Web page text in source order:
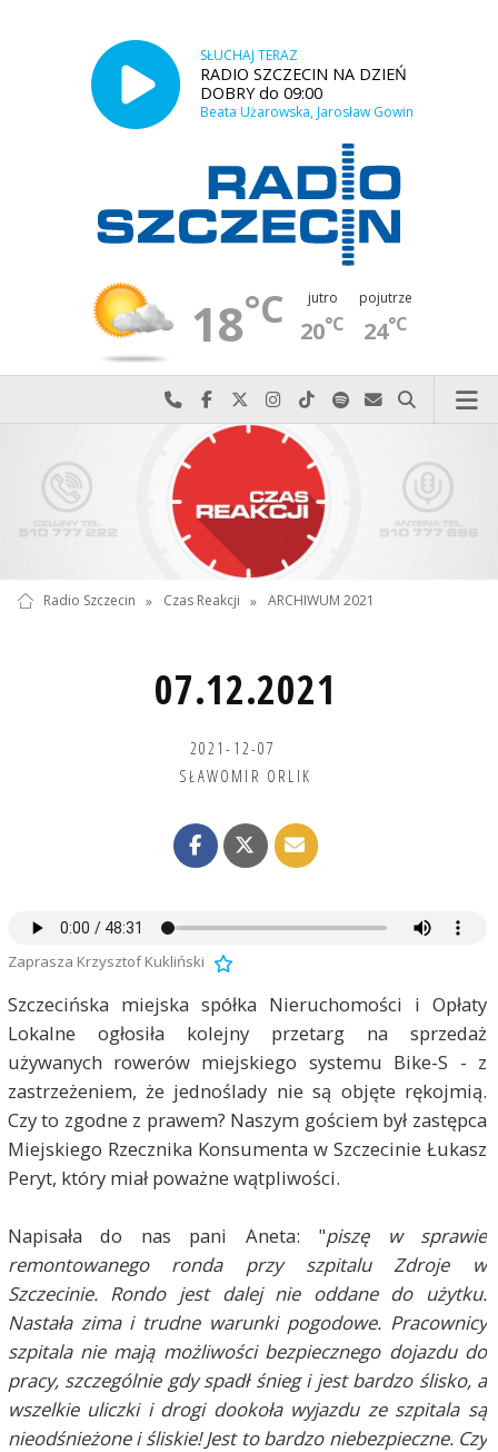
SŁUCHAJ TERAZ
RADIO SZCZECIN NA DZIEŃ
DOBRY do 09:00
Beata Użarowska, Jarosław Gowin
18°C jutro
20°C
pojutrze
24°C
Najlepiej po prostu do nas zadzwoń
Odwiedź nas na Facebook-u
Odwiedź nas na X
Odwiedź nas na Instagram-ie
Odwiedź nas na TikTok-u
Szukaj nas na Spotify
Wyślij do nas
Szukaj
Radio Szczecin » Czas Reakcji » ARCHIWUM 2021
07.12.2021
2021-12-07
SŁAWOMIR ORLIK
Zaprasza Krzysztof Kukliński
Szczecińska miejska spółka Nieruchomości i Opłaty
Lokalne ogłosiła kolejny przetarg na sprzedaż
używanych rowerów miejskiego systemu Bike-S - z
zastrzeżeniem, że jednoślady nie są objęte rękojmią.
Czy to zgodne z prawem? Naszym gościem był zastępca
Miejskiego Rzecznika Konsumenta w Szczecinie Łukasz
Peryt, który miał poważne wątpliwości.
Napisała do nas pani Aneta: "piszę w sprawie
remontowanego ronda przy szpitalu Zdroje w
Szczecinie. Rondo jest dalej nie oddane do użytku.
Nastała zima i trudne warunki pogodowe. Pracownicy
szpitala nie mają możliwości bezpiecznego dojazdu do
pracy, szczególnie gdy spadł śnieg i jest bardzo ślisko, a
wszelkie uliczki i drogi dookoła wyjazdu ze szpitala są
nieodśnieżone i śliskie! Jest to bardzo niebezpieczne. Czy